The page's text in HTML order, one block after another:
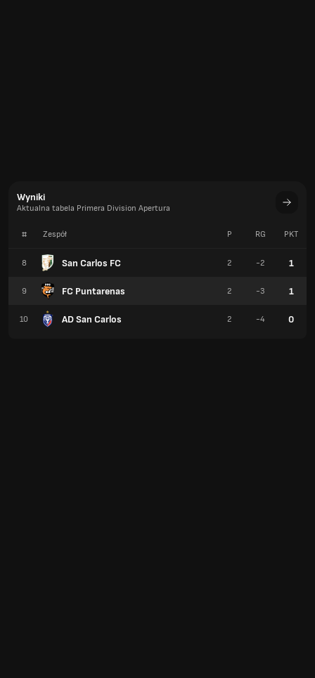
Wyniki
Aktualna tabela Primera Division Apertura
# Zespół
8 San Carlos FC
9 FC Puntarenas
10 AD San Carlos
P RG PKT
2 -2 1
2 -3 1
2 -4 0